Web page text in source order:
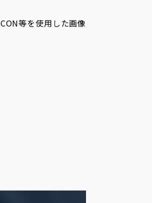
等を使用した画像